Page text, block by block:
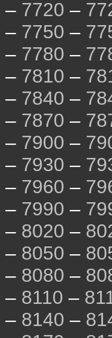
– 7720 –
– 7750 –
– 7780 –
– 7810 –
– 7840 –
– 7870 –
– 7900 –
– 7930 –
– 7960 –
– 7990 –
– 8020 –
– 8050 –
– 8080 –
– 8110 –
– 8140 –